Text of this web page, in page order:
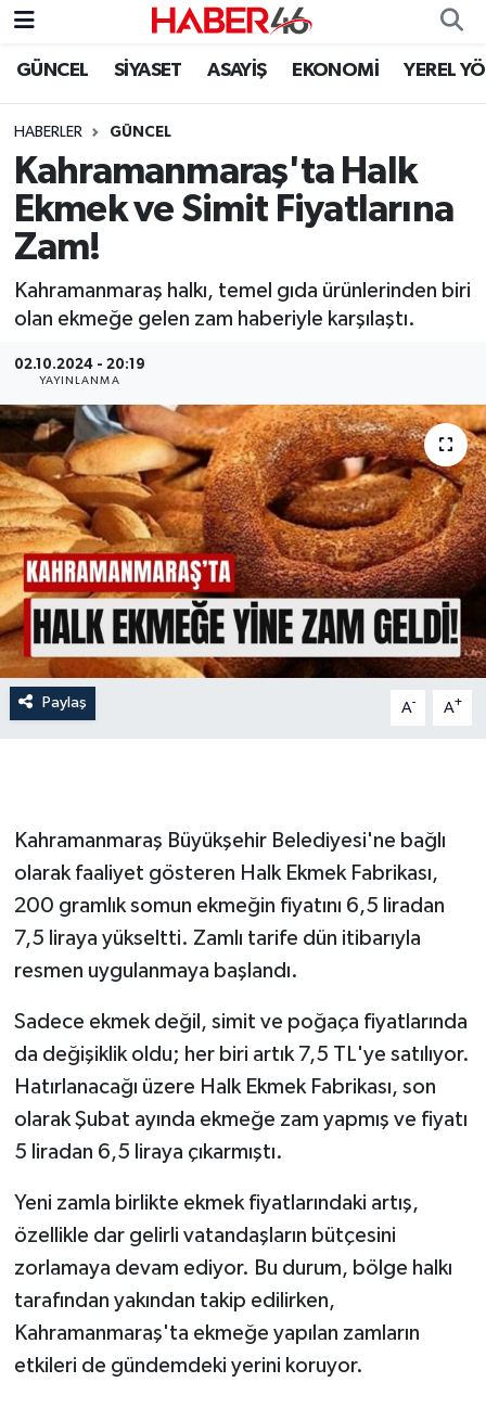
GÜNCEL SİYASET ASAYİŞ EKONOMİ YEREL
HABERLER GÜNCEL
Kahramanmaraş'ta Halk
Ekmek ve Simit Fiyatlarına
Zam!
Kahramanmaraş halkı, temel gıda ürünlerinden biri
olan ekmeğe gelen zam haberiyle karşılaştı.
02.10.2024 - 20:19
YAYINLANMA
Paylaş A- A+
Kahramanmaraş Büyükşehir Belediyesi'ne bağlı
olarak faaliyet gösteren Halk Ekmek Fabrikası,
200 gramlık somun ekmeğin fiyatını 6,5 liradan
7,5 liraya yükseltti. Zamlı tarife dün itibarıyla
resmen uygulanmaya başlandı.
Sadece ekmek değil, simit ve poğaça fiyatlarında
da değişiklik oldu; her biri artık 7,5 TL'ye satılıyor.
Hatırlanacağı üzere Halk Ekmek Fabrikası, son
olarak Şubat ayında ekmeğe zam yapmış ve fiyatı
5 liradan 6,5 liraya çıkarmıştı.
Yeni zamla birlikte ekmek fiyatlarındaki artış,
özellikle dar gelirli vatandaşların bütçesini
zorlamaya devam ediyor. Bu durum, bölge halkı
tarafından yakından takip edilirken,
Kahramanmaraş'ta ekmeğe yapılan zamların
etkileri de gündemdeki yerini koruyor.
GÜNCEL
SİYASET
EKONOMİ
SPOR
YAŞAM
TEKNOLOJİ
SAĞLIK
EĞİTİM
İLÇE HABERLERİ
KÜLTÜR-SANAT
KSÜ
DÜNYA
KADIN-AİLE
YEREL YÖNETİM
MEDYA
SEÇİM 2011
ÜÇÜNCÜ SAYFA
BİLİMNET
SİVİL TOPLUM
SEÇİM 2014
KİM KİMDİR
Nöbetçi Eczaneler
Hava Durumu
Kahramanmaraş Namaz Vakitleri
Trafik Durumu
Süper Lig Puan Durumu ve Fikstür
Tüm Manşetler
Son Dakika Haberleri
Haber Arşivi